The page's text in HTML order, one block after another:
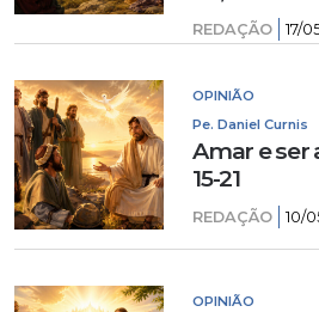
REDAÇÃO 17/
OPINIÃO
Pe. Daniel Curnis
Amar e ser
15-21
REDAÇÃO 10/
OPINIÃO